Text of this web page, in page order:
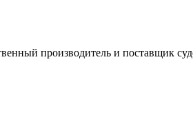
производитель и поставщик